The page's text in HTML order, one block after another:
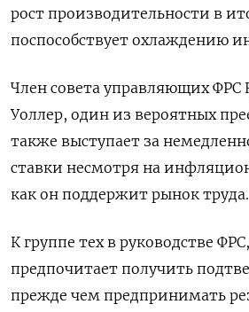
рост производительности в
поспособствует охлаждению
Член совета управляющих ФРС
Уоллер, один из вероятных
также выступает за
ставки несмотря на
как он поддержит рынок труда.
К группе тех в руководстве
предпочитает получить
прежде чем предпринимать